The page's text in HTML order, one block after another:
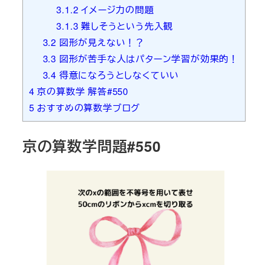
3.1.2 イメージ力の問題
3.1.3 難しそうという先入観
3.2 図形が見えない！？
3.3 図形が苦手な人はパターン学習が効果的！
3.4 得意になろうとしなくていい
4 京の算数学 解答#550
5 おすすめの算数学ブログ
京の算数学問題#550